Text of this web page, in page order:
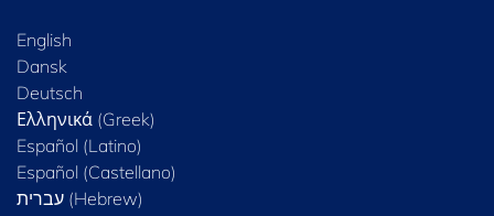
English
Dansk
Deutsch
Ελληνικά (Greek)
Español (Latino)
Español (Castellano)